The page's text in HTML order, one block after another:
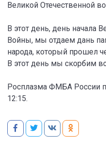
Великой Отечественной
В этот день, день начала
Войны, мы отдаем дань
народа, который прошел
В этот день мы скорбим
Росплазма ФМБА России
12:15.